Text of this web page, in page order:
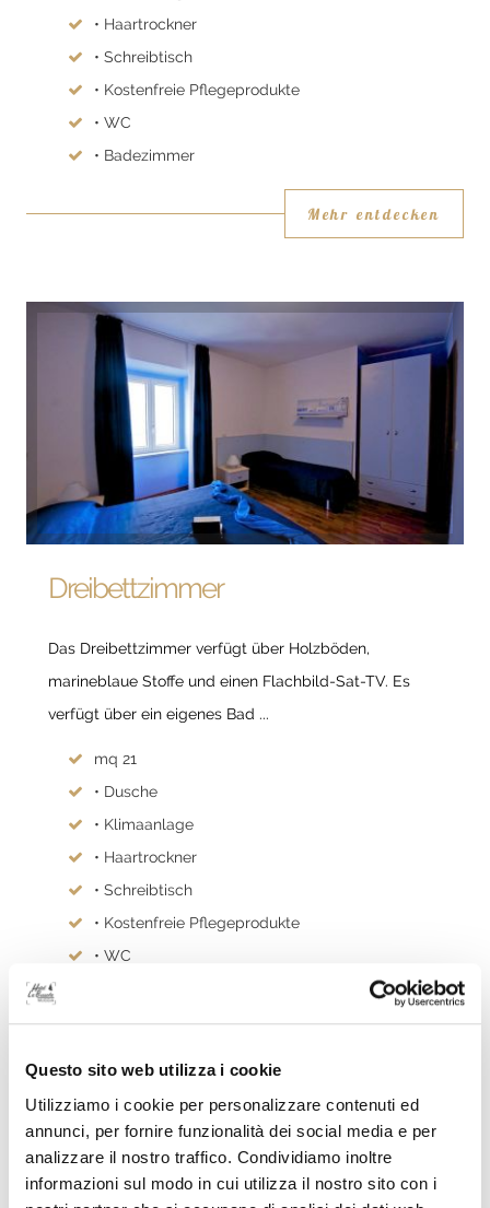
Questo sito web utilizza i cookie
Utilizziamo i cookie per personalizzare contenuti ed
annunci, per fornire funzionalità dei social media e per
analizzare il nostro traffico. Condividiamo inoltre
informazioni sul modo in cui utilizza il nostro sito con i
• Haartrockner
• Schreibtisch
• Kostenfreie Pflegeprodukte
• WC
• Badezimmer
Mehr entdecken
Dreibettzimmer
Das Dreibettzimmer verfügt über Holzböden,
marineblaue Stoffe und einen Flachbild-Sat-TV. Es
verfügt über ein eigenes Bad ...
mq 21
• Dusche
• Klimaanlage
• Haartrockner
• Schreibtisch
• Kostenfreie Pflegeprodukte
• WC
• Heizung